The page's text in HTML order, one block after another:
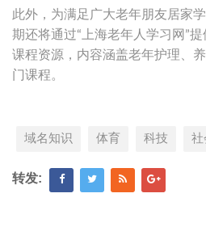
此外，为满足广大老年朋友居家
期还将通过“上海老年人学习网”
课程资源，内容涵盖老年护理、
门课程。
域名知识 体育 科技 社
转发: